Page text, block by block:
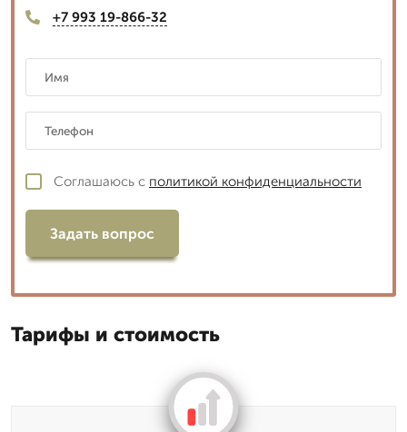
+7 993 19-866-32
Соглашаюсь с политикой конфиденциальности
Задать вопрос
Тарифы и стоимость